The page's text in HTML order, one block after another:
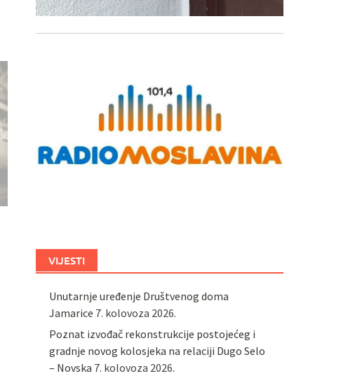
VIJESTI
Unutarnje uređenje Društvenog doma
Jamarice 7. kolovoza 2026.
Poznat izvođač rekonstrukcije postojećeg i
gradnje novog kolosjeka na relaciji Dugo Selo
– Novska 7. kolovoza 2026.